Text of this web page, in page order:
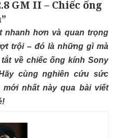
GM II – Chiếc ống
nhanh hơn và quan trọng
trội – đó là những gì mà
về chiếc ống kính Sony
cùng nghiên cứu sức
nhất này qua bài viết